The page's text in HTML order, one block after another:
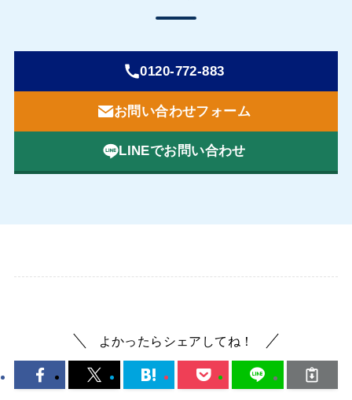
0120-772-883
お問い合わせフォーム
LINEでお問い合わせ
よかったらシェアしてね！